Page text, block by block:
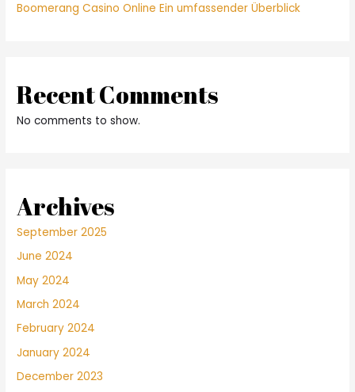
Boomerang Casino Online Ein umfassender Überblick
Recent Comments
No comments to show.
Archives
September 2025
June 2024
May 2024
March 2024
February 2024
January 2024
December 2023